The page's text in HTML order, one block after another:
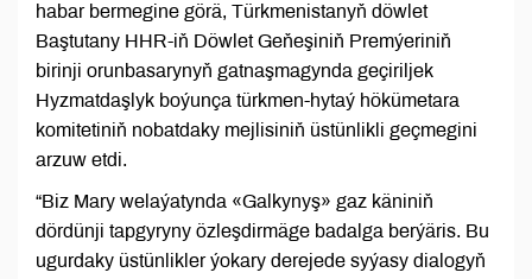
habar bermegine görä, Türkmenistanyň döwlet
Baştutany HHR-iň Döwlet Geňeşiniň Premýeriniň
birinji orunbasarynyň gatnaşmagynda geçiriljek
Hyzmatdaşlyk boýunça türkmen-hytaý hökümetara
komitetiniň nobatdaky mejlisiniň üstünlikli geçmegini
arzuw etdi.
“Biz Mary welaýatynda «Galkynyş» gaz käniniň
dördünji tapgyryny özleşdirmäge badalga berýäris. Bu
ugurdaky üstünlikler ýokary derejede syýasy dialogyň